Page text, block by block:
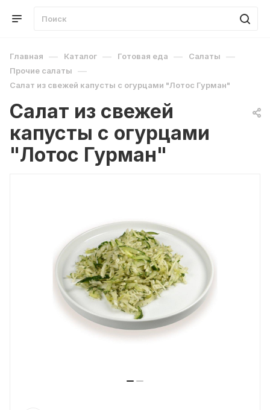
Главная — Каталог — Готовая еда — Салаты —
Прочие салаты —
Салат из свежей капусты с огурцами "Лотос Гурман"
Салат из свежей
капусты с огурцами
"Лотос Гурман"